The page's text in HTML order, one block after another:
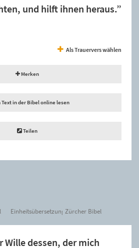
und hilft ihnen heraus.”
Als Trauervers wählen
Merken
Text in der Bibel online lesen
Teilen
Einheitsübersetzung Zürcher Bibel
Wille dessen, der mich